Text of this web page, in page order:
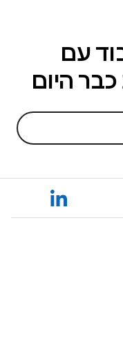
עם